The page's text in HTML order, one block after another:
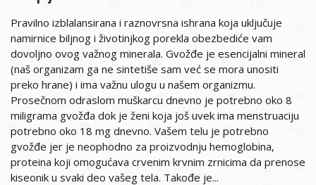
Pravilno izblalansirana i raznovrsna ishrana koja uključuje
namirnice biljnog i životinjkog porekla obezbediće vam
dovoljno ovog važnog minerala. Gvožđe je esencijalni mineral
(naš organizam ga ne sintetiše sam već se mora unositi
preko hrane) i ima važnu ulogu u našem organizmu.
Prosečnom odraslom muškarcu dnevno je potrebno oko 8
miligrama gvožđa dok je ženi koja još uvek ima menstruaciju
potrebno oko 18 mg dnevno. Vašem telu je potrebno
gvožđe jer je neophodno za proizvodnju hemoglobina,
proteina koji omogućava crvenim krvnim zrnicima da prenose
kiseonik u svaki deo vašeg tela. Takođe je...